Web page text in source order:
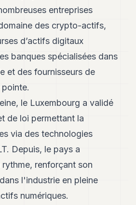
entreprises
des crypto-actifs,
d’actifs digitaux
banques spécialisées dans
et des fournisseurs de
le Luxembourg a validé
de loi permettant la
via des technologies
Depuis, le pays a
renforçant son
l'industrie en pleine
numériques.